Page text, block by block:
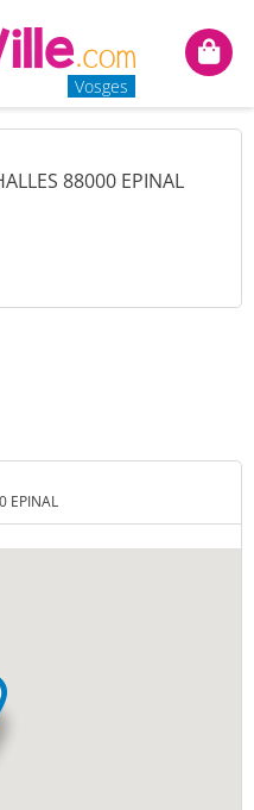
Vosges
Mon
88000 EPINAL
EPINAL